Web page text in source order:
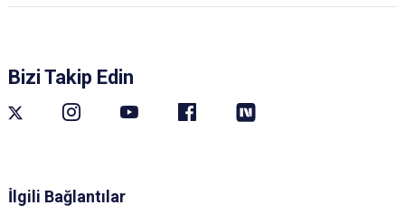
Bizi Takip Edin
İlgili Bağlantılar